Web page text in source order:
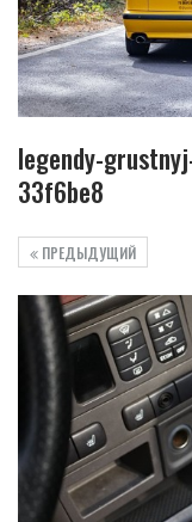
legendy-
33f6be8
ПРЕДЫДУЩИЙ